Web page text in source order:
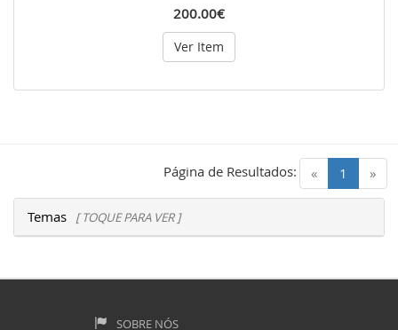
200.00€
Ver Item
« 1 (current)
»
Página de Resultados:
Temas [ TOQUE PARA VER ]
SOBRE NÓS